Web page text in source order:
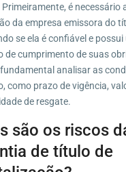
é necessário
da empresa emissora do
se ela é confiável e
de cumprimento de suas
analisar as
como prazo de vigência,
de resgate.
são os riscos
de título de